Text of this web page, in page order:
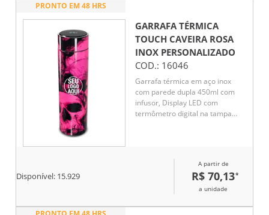
PRONTO EM 48 HRS
GARRAFA TÉRMICA
TOUCH CAVEIRA ROSA
INOX PERSONALIZADO
COD.: 16046
Garrafa térmica em aço inox
com parede dupla 450ml com
infusor, Display LED com
termômetro digital na tampa
Disponível: 15.929
A partir de
R$ 70,13*
a unidade